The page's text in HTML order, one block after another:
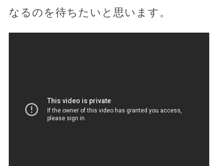
なるのを待ちたいと思います。